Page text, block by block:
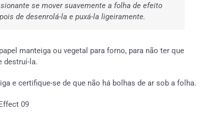
se mover suavemente a folha de efeito
de desenrolá-la e puxá-la ligeiramente.
manteiga ou vegetal para forno, para não ter que
destruí-la.
e certifique-se de que não há bolhas de ar sob a folha.